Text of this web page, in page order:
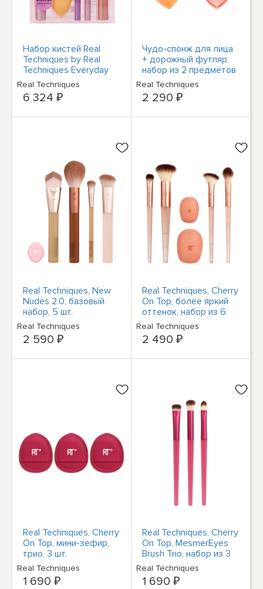
Набор кистей Real
Techniques by Real
Techniques Everyday
Essentials -5 шт
Real Techniques
6 324 ₽
Чудо-спонж для лица
+ дорожный футляр,
набор из 2 предметов
Real Techniques
2 290 ₽
Real Techniques, New
Nudes 2.0, базовый
набор, 5 шт.
Real Techniques
2 590 ₽
Real Techniques, Cherry
On Top, более яркий
оттенок, набор из 6
предметов
Real Techniques
2 490 ₽
Real Techniques, Cherry
On Top, мини-зефир,
трио, 3 шт.
Real Techniques
1 690 ₽
Real Techniques, Cherry
On Top, MesmerEyes
Brush Trio, набор из 3
предметов
Real Techniques
1 690 ₽